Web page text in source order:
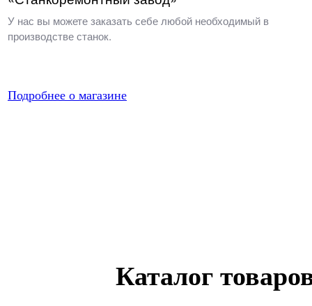
У нас вы можете заказать себе любой необходимый в
производстве станок.
Подробнее о магазине
Каталог